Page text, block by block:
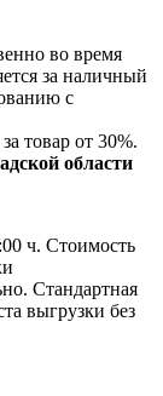
во время
за наличный
с
товар от 30%.
области
ч. Стоимость
Стандартная
выгрузки без